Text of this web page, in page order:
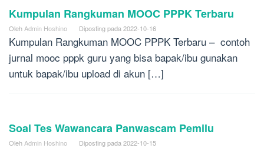
Kumpulan Rangkuman MOOC PPPK Terbaru
Oleh Admin Hoshino Diposting pada 2022-10-16
Kumpulan Rangkuman MOOC PPPK Terbaru – contoh
jurnal mooc pppk guru yang bisa bapak/ibu gunakan
untuk bapak/ibu upload di akun […]
Soal Tes Wawancara Panwascam Pemilu
Oleh Admin Hoshino Diposting pada 2022-10-15